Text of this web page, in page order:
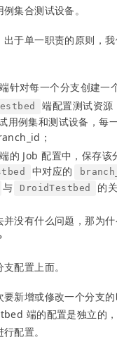
集合测试设备。
出于单一职责的原则，
针对每一个分支创建一
端配置测试资源
用例集和测试设备，每
；
的 Job 配置中，保存该
中对应的
与 DroidTestbed 的
并没有什么问题，那为
配置上面。
要新增或修改一个分支
端的配置是独立的
配置。